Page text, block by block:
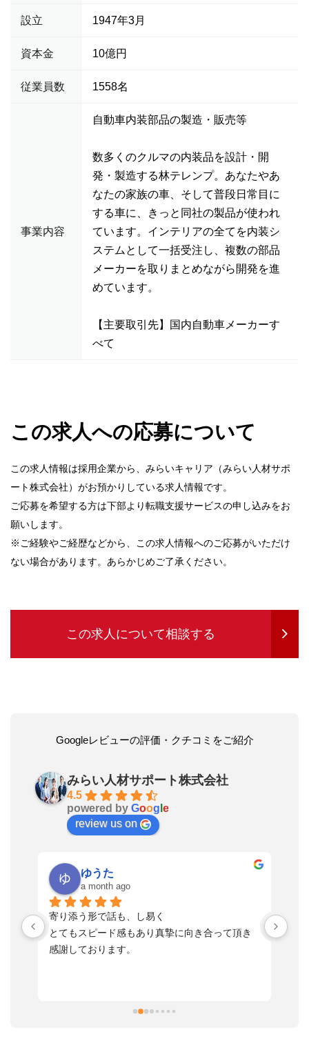
設立 1947年3月
資本金 10億円
従業員数 1558名
事業内容
自動車内装部品の製造・販売等
数多くのクルマの内装品を設計・開
発・製造する林テレンプ。あなたやあ
なたの家族の車、そして普段日常目に
する車に、きっと同社の製品が使われ
ています。インテリアの全てを内装シ
ステムとして一括受注し、複数の部品
メーカーを取りまとめながら開発を進
めています。
【主要取引先】国内自動車メーカーす
べて
この求人への応募について
この求人情報は採用企業から、みらいキャリア（みらい人材サポ
ート株式会社）がお預かりしている求人情報です。
ご応募を希望する方は下部より転職支援サービスの申し込みをお
願いします。
※ご経験やご経歴などから、この求人情報へのご応募がいただけ
ない場合があります。あらかじめご了承ください。
この求人について相談する
Googleレビューの評価・クチコミをご紹介
みらい人材サポート株式会社
4.5
powered by Goog e
review us on
ゆうた
a month ago
寄り添う形で話も、し易く
とてもスピード感もあり真摯に向き合って頂き
感謝しております。